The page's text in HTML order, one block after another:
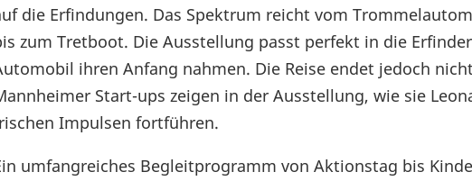
die Erfindungen. Das Spektrum reicht vom
zum Tretboot. Die Ausstellung passt perfekt in die
ihren Anfang nahmen. Die Reise endet jedoch
Start-ups zeigen in der Ausstellung, wie sie
Impulsen fortführen.
umfangreiches Begleitprogramm von Aktionstag bis